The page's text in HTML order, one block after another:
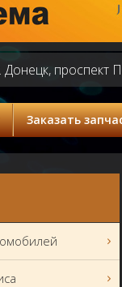
Донецк,
Заказать